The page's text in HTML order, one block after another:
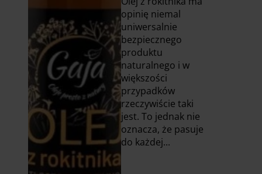
opinię niemal
uniwersalnie
bezpiecznego
produktu
naturalnego i w
większości
przypadków
rzeczywiście taki
jest. To jednak nie
oznacza, że pasuje
do każdej...